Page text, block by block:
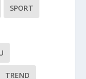
SPORT
TREND